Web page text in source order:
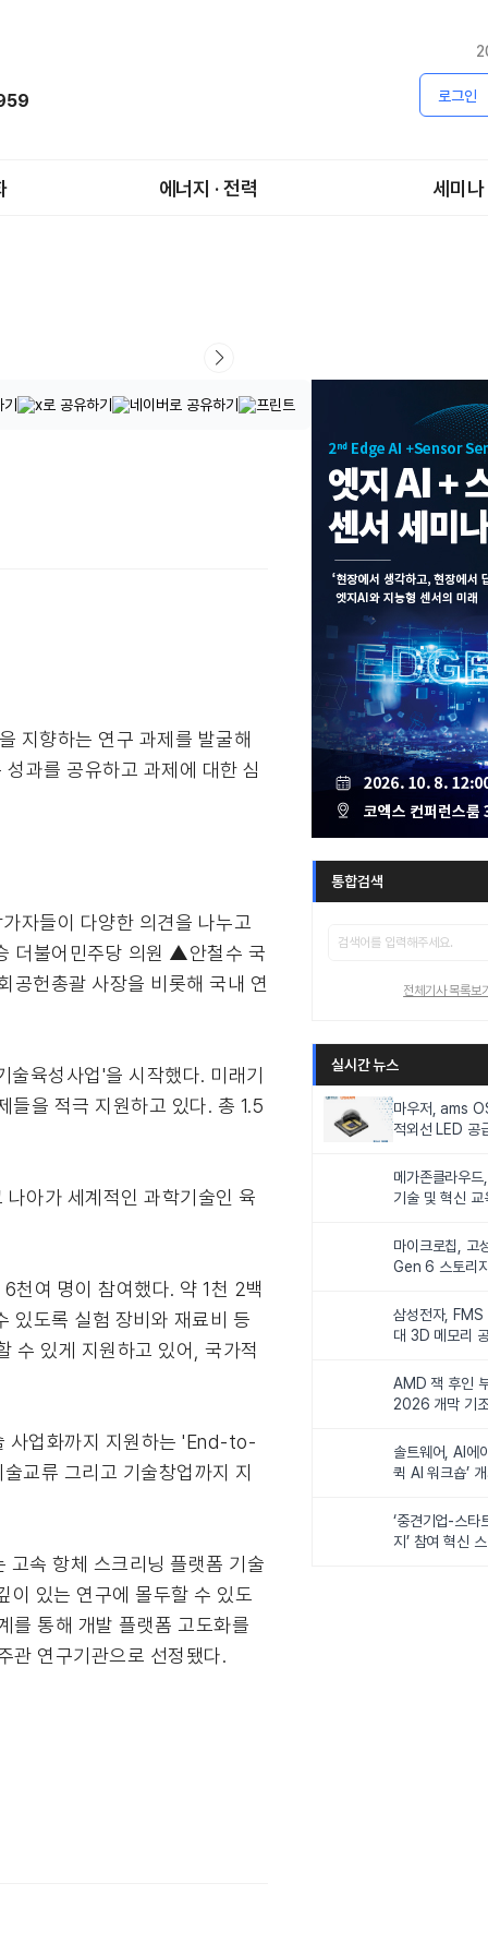
로그인
에너지 · 전력 세미나
지향하는 연구 과제를 발굴해
과를 공유하고 과제에 대한 심
자들이 다양한 의견을 나누고
더불어민주당 의원 ▲안철수 국
헌총괄 사장을 비롯해 국내 연
육성사업'을 시작했다. 미래기
들을 적극 지원하고 있다. 총 1.5
아가 세계적인 과학기술인 육
천여 명이 참여했다. 약 1천 2백
있도록 실험 장비와 재료비 등
수 있게 지원하고 있어, 국가적
사업화까지 지원하는 'End-to-
교류 그리고 기술창업까지 지
고속 항체 스크리닝 플랫폼 기술
이 있는 연구에 몰두할 수 있도
를 통해 개발 플랫폼 고도화를
관 연구기관으로 선정됐다.
통합검색
전체기사 목록보
실시간 뉴스
마우저, ams
적외선 LED 공
메가존클라우드
기술 및 혁신
마이크로칩, 고
Gen 6 스토리
삼성전자,
대 3D 메모리
AMD 잭 후인
2026 개막 기
솔트웨어, AI에
퀵 AI 워크숍’
‘중견기업-스타
지’ 참여 혁신